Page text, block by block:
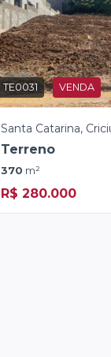
TE0031 VENDA
Santa Catarina,
Terreno
370 m²
R$ 280.000